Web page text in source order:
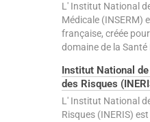
L' Institut National
Médicale (INSERM)
française, créée
domaine de la
Institut National
des Risques
L' Institut National
Risques (INERIS)